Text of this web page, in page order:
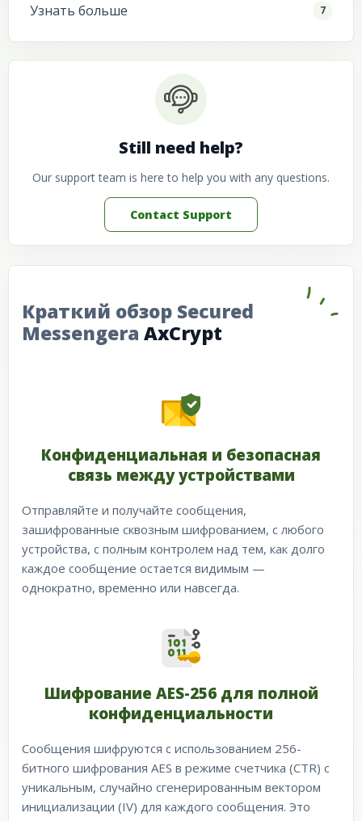
Краткий обзор Secured
Messengerа AxCrypt
Конфиденциальная и безопасная
связь между устройствами
Отправляйте и получайте сообщения,
зашифрованные сквозным шифрованием, с любого
устройства, с полным контролем над тем, как долго
каждое сообщение остается видимым —
однократно, временно или навсегда.
Шифрование AES-256 для полной
конфиденциальности
Сообщения шифруются с использованием 256-
битного шифрования AES в режиме счетчика (CTR) с
уникальным, случайно сгенерированным вектором
инициализации (IV) для каждого сообщения. Это
Узнать больше 7
Still need help?
Our support team is here to help you with any questions.
Contact Support